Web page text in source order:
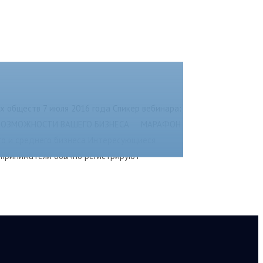
7 июля 2016 года Спикер вебинара:
ВОЗМОЖНОСТИ ВАШЕГО БИЗНЕСА МАРАФОН
бизнеса Интересующиеся
обычно регистрируют